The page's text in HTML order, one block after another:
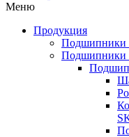
Меню
Продукция
Подшипники